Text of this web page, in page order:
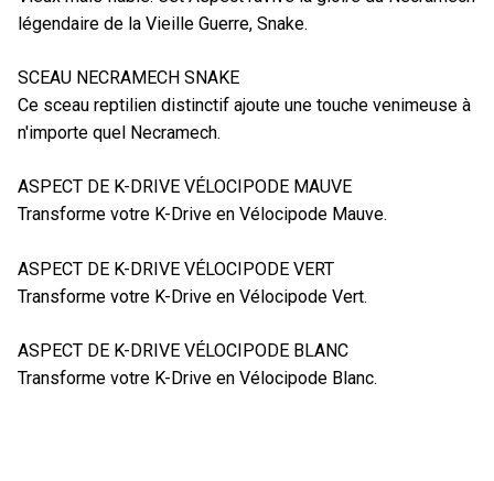
légendaire de la Vieille Guerre, Snake.
SCEAU NECRAMECH SNAKE
Ce sceau reptilien distinctif ajoute une touche venimeuse à
n'importe quel Necramech.
ASPECT DE K-DRIVE VÉLOCIPODE MAUVE
Transforme votre K-Drive en Vélocipode Mauve.
ASPECT DE K-DRIVE VÉLOCIPODE VERT
Transforme votre K-Drive en Vélocipode Vert.
ASPECT DE K-DRIVE VÉLOCIPODE BLANC
Transforme votre K-Drive en Vélocipode Blanc.